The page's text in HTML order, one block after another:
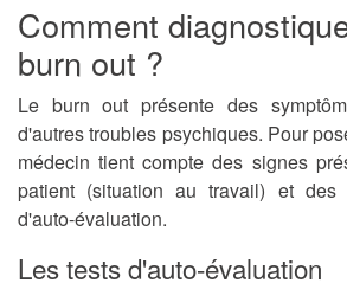
Comment
burn out ?
Le burn out présente des
d'autres troubles psychiques. Pour
médecin tient compte des signes
patient (situation au travail) et des
d'auto-évaluation.
Les tests d'auto-évaluation